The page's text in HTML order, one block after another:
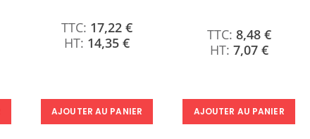
17,22 €
14,35 €
AJOUTER AU PANIER
8,48 €
7,07 €
AJOUTER AU PANIER